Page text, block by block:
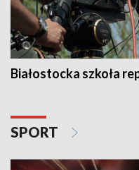
Białostocka szkoła
SPORT